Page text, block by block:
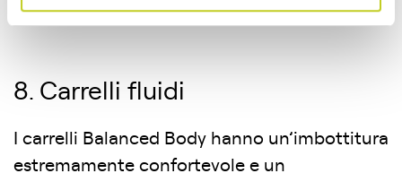
al meglio alcuni particolari esercizi.
8. Carrelli fluidi
I carrelli Balanced Body hanno un’imbottitura
estremamente confortevole e un